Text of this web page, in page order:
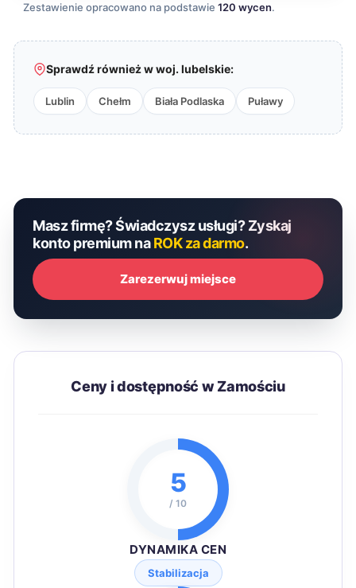
Zestawienie opracowano na podstawie 120 wycen.
Sprawdź również w woj. lubelskie:
Lublin Chełm Biała Podlaska Puławy
Masz firmę? Świadczysz usługi? Zyskaj
konto premium naROK za darmo.
Zarezerwuj miejsce
Ceny i dostępność w Zamościu
5
/ 10
DYNAMIKA CEN
Stabilizacja